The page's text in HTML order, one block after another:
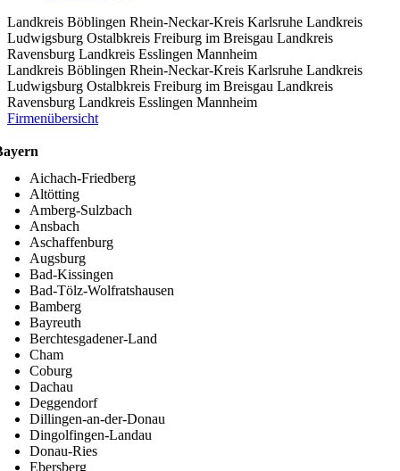
Landkreis Böblingen Rhein-Neckar-Kreis Karlsruhe Landkreis
Ludwigsburg Ostalbkreis Freiburg im Breisgau Landkreis
Ravensburg Landkreis Esslingen Mannheim
Landkreis Böblingen Rhein-Neckar-Kreis Karlsruhe Landkreis
Ludwigsburg Ostalbkreis Freiburg im Breisgau Landkreis
Ravensburg Landkreis Esslingen Mannheim
Firmenübersicht
Aichach-Friedberg
Altötting
Amberg-Sulzbach
Ansbach
Aschaffenburg
Augsburg
Bad-Kissingen
Bad-Tölz-Wolfratshausen
Bamberg
Bayreuth
Berchtesgadener-Land
Cham
Coburg
Dachau
Deggendorf
Dillingen-an-der-Donau
Dingolfingen-Landau
Donau-Ries
Ebersberg